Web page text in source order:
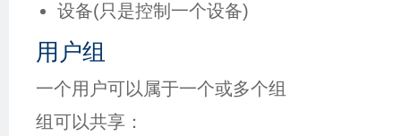
设备(只是控制一个设备)
用户组
一个用户可以属于一个或多个组
组可以共享：